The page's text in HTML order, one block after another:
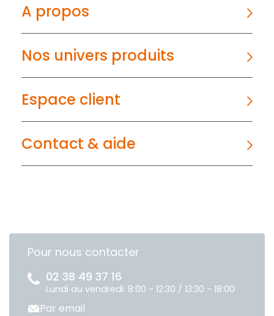
A propos
Nos univers produits
Espace client
Contact & aide
Pour nous contacter
02 38 49 37 16
Lundi au vendredi: 8:00 - 12:30 / 13:30 - 18:00
Par email